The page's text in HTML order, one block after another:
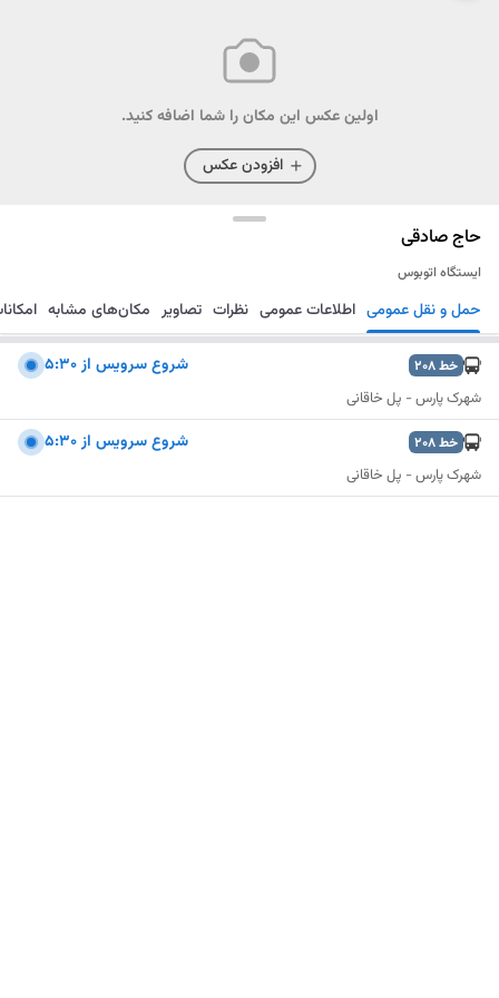
اولین عکس این مکان را شما اضافه کنید.
افزودن عکس
حاج صادقی
ایستگاه اتوبوس
مسیریابی ذخیره ارسال حمل و نقل عمومی اطلاعات عمومی نظرات تصاویر مکان‌های مشابه
خط208 شروع سرويس از 5:30
شهرک پارس - پل خاقانی
خط208 شروع سرويس از 5:30
شهرک پارس - پل خاقانی